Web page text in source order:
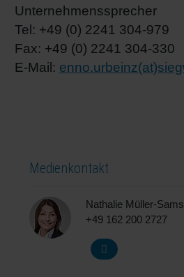
Unternehmenssprecher
Tel: +49 (0) 2241 304-979
Fax: +49 (0) 2241 304-330
E-Mail:
Medienkontakt
Nathalie Müller-
+49 162 200 2727